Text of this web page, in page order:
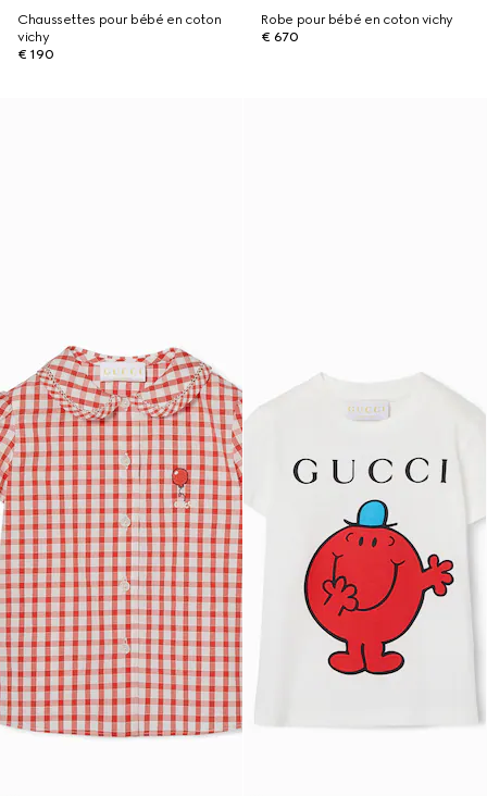
Chaussettes pour bébé en coton
vichy
€ 190
Robe pour bébé en coton vichy
€ 670